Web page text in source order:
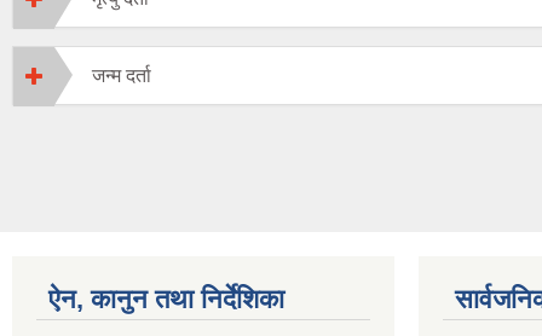
जन्म दर्ता
ऐन, कानुन तथा निर्देशिका